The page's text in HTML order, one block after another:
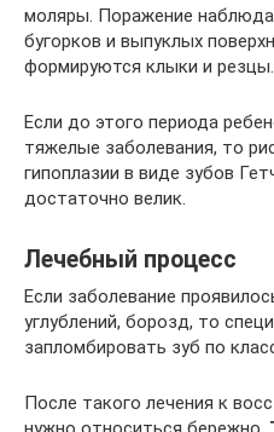
моляры. Поражение
бугорков и выпуклых
формируются клыки и резцы.
Если до этого периода
тяжелые заболевания, то
гипоплазии в виде зубов
достаточно велик.
Лечебный процесс
Если заболевание
углублений, борозд, то
запломбировать зуб по
После такого лечения к